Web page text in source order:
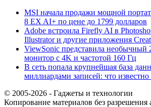
MSI начала продажи мощной
8 EX AI+ по цене до 1799 долларов
Adobe встроила Firefly AI в
Illustrator и другие приложения
ViewSonic представила
монитор с 4K и частотой 160 Гц
В сеть попала крупнейшая база
миллиардами записей: что известно
© 2005-2026 - Гаджеты и технологии
Копирование материалов без